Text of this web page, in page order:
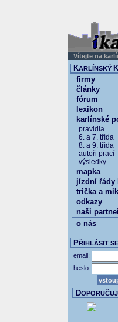
Vítejte na
KARLÍNSKÝ K
firmy
články
fórum
lexikon
karlínské
pravidla
6. a 7. třída
8. a 9. třída
autoři prací
výsledky
mapka
jízdní řády
trička a
odkazy
naši
o nás
PŘIHLÁSIT SE
email:
heslo:
D